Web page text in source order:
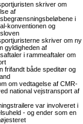
skriver om
af
i
konventionen og
skriver om ny
gyldigheden af
i rammeaftaler om
frifandt både speditør og
om vedtagelse af CMR-
national vejstransport af
var involveret i
- og ender som en